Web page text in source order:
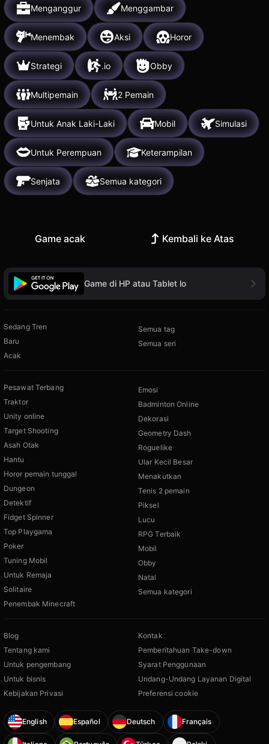
Menganggur Menggambar
Menembak Aksi Horor
Strategi .io Obby
Multipemain 2 Pemain
Untuk Anak Laki-Laki Mobil Simulasi
Untuk Perempuan Keterampilan
Senjata Semua kategori
Game acak Kembali ke Atas
Game di HP atau Tablet lo
Sedang Tren
Baru
Acak
Semua tag
Semua seri
Pesawat Terbang
Traktor
Unity online
Target Shooting
Asah Otak
Hantu
Horor pemain tunggal
Dungeon
Detektif
Fidget Spinner
Top Playgama
Poker
Tuning Mobil
Untuk Remaja
Solitaire
Penembak Minecraft
Emosi
Badminton Online
Dekorasi
Geometry Dash
Roguelike
Ular Kecil Besar
Menakutkan
Tenis 2 pemain
Piksel
Lucu
RPG Terbaik
Mobil
Obby
Natal
Semua kategori
Blog
Tentang kami
Untuk pengembang
Untuk bisnis
Kebijakan Privasi
Kontak
Pemberitahuan Take-down
Syarat Penggunaan
Undang-Undang Layanan Digital
Preferensi cookie
English Español Deutsch Français